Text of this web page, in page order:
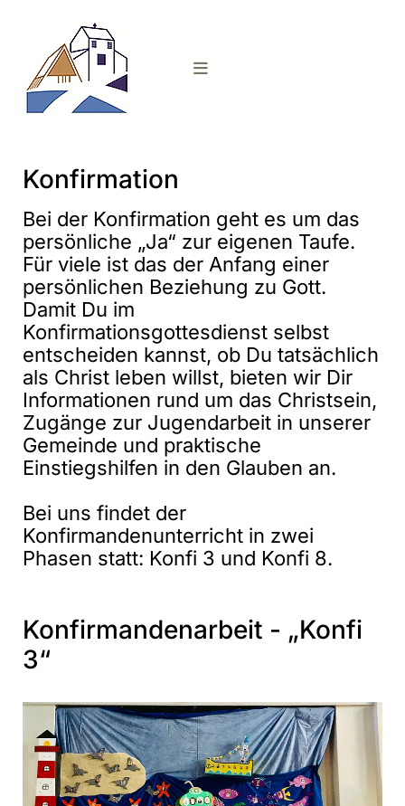
Konfirmation
Bei der Konfirmation geht es um das
persönliche „Ja“ zur eigenen Taufe.
Für viele ist das der Anfang einer
persönlichen Beziehung zu Gott.
Damit Du im
Konfirmationsgottesdienst selbst
entscheiden kannst, ob Du tatsächlich
als Christ leben willst, bieten wir Dir
Informationen rund um das Christsein,
Zugänge zur Jugendarbeit in unserer
Gemeinde und praktische
Einstiegshilfen in den Glauben an.
Bei uns findet der
Konfirmandenunterricht in zwei
Phasen statt: Konfi 3 und Konfi 8.
Konfirmandenarbeit - „Konfi
3“